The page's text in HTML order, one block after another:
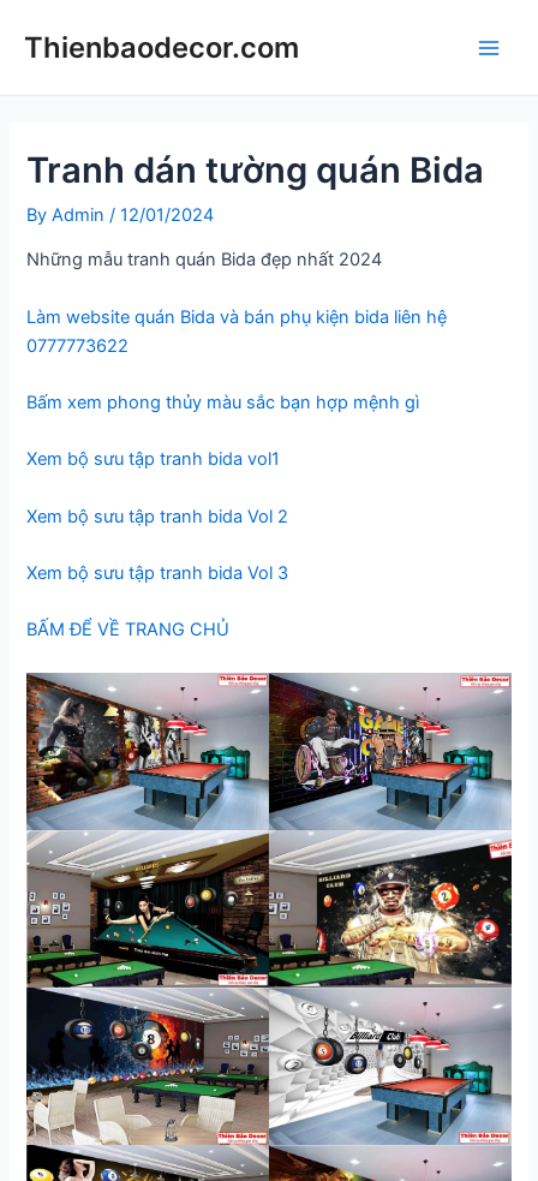
Thienbaodecor.com
Tranh dán tường quán Bida
ByAdmin/12/01/2024
Những mẫu tranh quán Bida đẹp nhất 2024
Làm website quán Bida và bán phụ kiện bida liên hệ
0777773622
Bấm xem phong thủy màu sắc bạn hợp mệnh gì
Xem bộ sưu tập tranh bida vol1
Xem bộ sưu tập tranh bida Vol 2
Xem bộ sưu tập tranh bida Vol 3
BẤM ĐỂ VỀ TRANG CHỦ